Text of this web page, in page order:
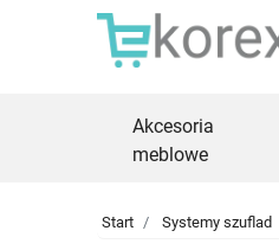
Akcesoria
meblowe
Start Systemy szuflad